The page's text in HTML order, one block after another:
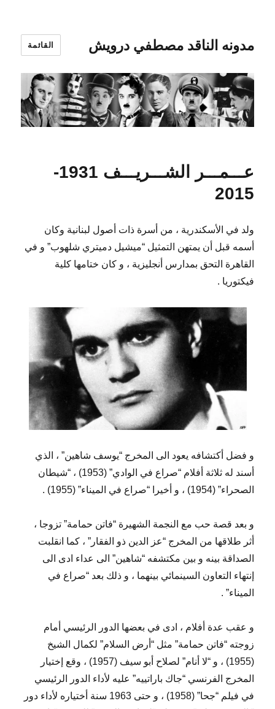
مدونه الناقد مصطفي درويش القائمة
عـــمـــر الشـــريـــف 1931-
2015
ولد في الأسكندرية ، من أسرة ذات أصول لبنانية وكان
أسمه قبل أن يمتهن التمثيل “ميشيل دميتري شلهوب” و في
القاهرة التحق بمدارس أنجليزية ، و كان ختامها كلية
فيكتوريا .
و فضل أكتشافه يعود الى المخرج “يوسف شاهين” ، الذي
أسند له ثلاثة أفلام “صراع في الوادي” (1953) ، “شيطان
الصحراء” (1954) ، و أخيرا “صراع في الميناء” (1955) .
و بعد قصة حب مع النجمة الشهيرة “فاتن حمامة” تزوجا ،
أثر طلاقها من المخرج “عز الدين ذو الفقار” ، كما انقلبت
الصداقة بينه و بين مكتشفه “شاهين” الى عداء ادى الى
إنتهاء التعاون السينمائي بينهما ، و ذلك بعد “صراع في
الميناء” .
و عقب عدة أفلام ، ادى في بعضها الدور الرئيسي أمام
زوجته “فاتن حمامة” مثل “أرض السلام” لكمال الشيخ
(1955) ، و “لا أنام” لصلاح أبو سيف (1957) ، وقع إختيار
المخرج الفرنسي “جاك باراتييه” عليه لأداء الدور الرئيسي
في فيلم “جحا” (1958) ، و حتى 1963 سنة أختياره لأداء دور